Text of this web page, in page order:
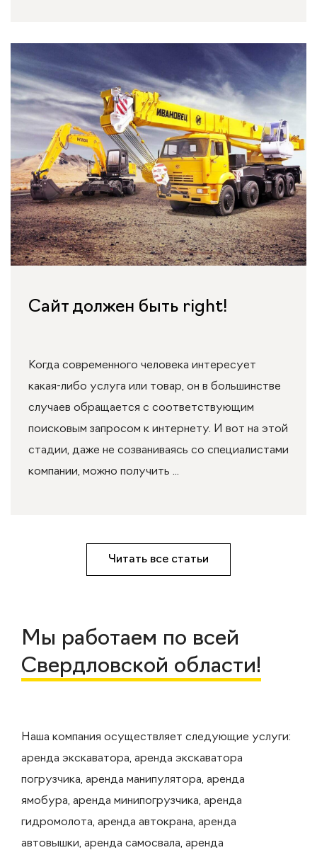
Сайт должен быть right!
Когда современного человека интересует
какая-либо услуга или товар, он в большинстве
случаев обращается с соответствующим
поисковым запросом к интернету. И вот на этой
стадии, даже не созваниваясь со специалистами
компании, можно получить ...
Читать все статьи
Мы работаем по всей
Свердловской области!
Наша компания осуществляет следующие услуги:
аренда экскаватора, аренда экскаватора
погрузчика, аренда манипулятора, аренда
ямобура, аренда минипогрузчика, аренда
гидромолота, аренда автокрана, аренда
автовышки, аренда самосвала, аренда